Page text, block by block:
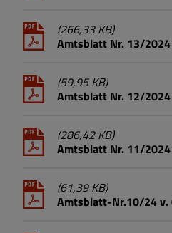
(266,33 KB)
Amtsblatt Nr. 13/
(59,95 KB)
Amtsblatt Nr. 12/
(286,42 KB)
Amtsblatt Nr. 11/
(61,39 KB)
Amtsblatt-Nr.10/24 v.